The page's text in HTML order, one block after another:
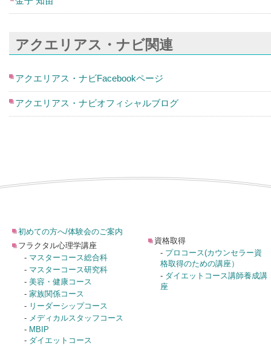
アクエリアス・ナビ関連
アクエリアス・ナビFacebookページ
アクエリアス・ナビオフィシャルブログ
初めての方へ/体験会のご案内
フラクタル心理学講座
- マスターコース総合科
- マスターコース研究科
- 美容・健康コース
- 家族関係コース
- リーダーシップコース
- メディカルスタッフコース
- MBIP
- ダイエットコース
資格取得
- プロコース(カウンセラー資
格取得のための講座）
- ダイエットコース講師養成講
座